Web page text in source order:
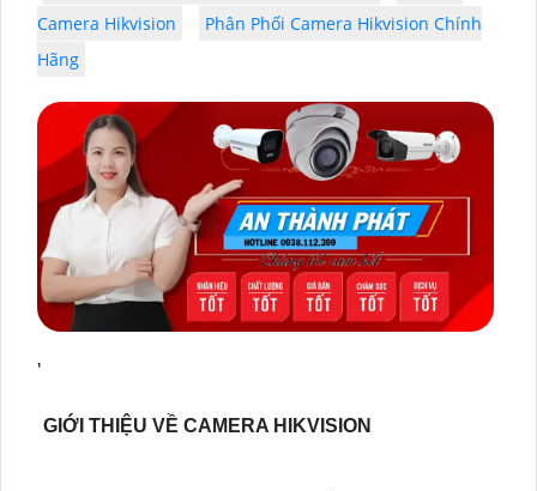
Camera Hikvision
Phân Phối Camera Hikvision Chính
Hãng
'
GIỚI THIỆU VỀ CAMERA HIKVISION